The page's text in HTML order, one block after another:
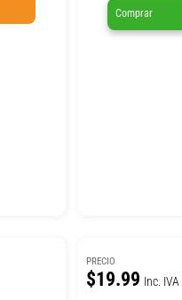
Comprar
PRECIO
$19.99 Inc. IVA